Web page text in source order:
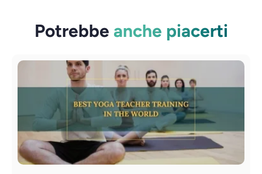
Potrebbe anche piacerti